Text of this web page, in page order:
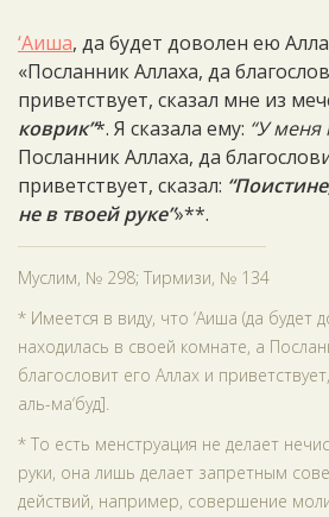
‘Аиша, да будет доволен ею
«Посланник Аллаха, да
приветствует, сказал мне из
коврик”*. Я сказала ему: “У меня
Посланник Аллаха, да
приветствует, сказал:
не в твоей руке”»**.
Муслим, № 298; Тирмизи, № 134
* Имеется в виду, что ‘Аиша (да будет
находилась в своей комнате, а
благословит его Аллах и
аль-ма‘буд].
* То есть менструация не делает
руки, она лишь делает запретным
действий, например, совершение